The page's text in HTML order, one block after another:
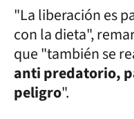
"La liberación es
con la dieta",
que "también se
anti predatorio,
peligro".